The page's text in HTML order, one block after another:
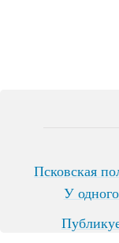
Псковская
У